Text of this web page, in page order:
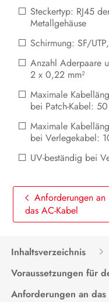
Steckertyp: RJ45
Metallgehäuse
Schirmung: SF/
Anzahl Aderpaare
2 x 0,22 mm²
Maximale
bei Patch-Kabel:
Maximale
bei Verlegekabel:
UV-beständig bei
Anforderungen an
das AC-Kabel
Inhaltsverzeichnis
Voraussetzungen für
Anforderungen an
Bedienung
Produkt
Reinigung
Produkt
Entsorgung
Zubehör
Kontakt